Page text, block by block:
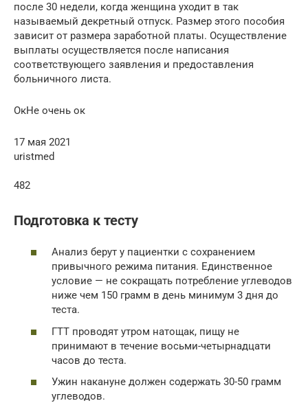
после 30 недели, когда женщина уходит в так
называемый декретный отпуск. Размер этого пособия
зависит от размера заработной платы. Осуществление
выплаты осуществляется после написания
соответствующего заявления и предоставления
больничного листа.
ОкНе очень ок
17 мая 2021
uristmed
482
Подготовка к тесту
Анализ берут у пациентки с сохранением
привычного режима питания. Единственное
условие — не сокращать потребление углеводов
ниже чем 150 грамм в день минимум 3 дня до
теста.
ГТТ проводят утром натощак, пищу не
принимают в течение восьми-четырнадцати
часов до теста.
Ужин накануне должен содержать 30-50 грамм
углеводов.